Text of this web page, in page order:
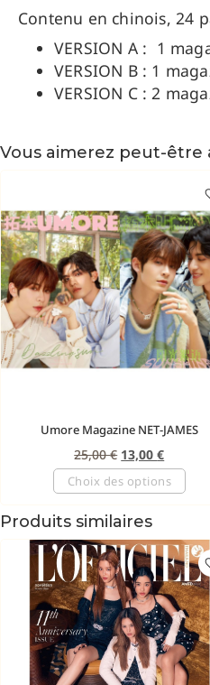
Contenu en chinois, 24
VERSION A : 1
VERSION B : 1
VERSION C : 2
Vous aimerez peut-être
Umore Magazine NET-JAMES
25,00€ 13,00€
Choix des options
Produits similaires